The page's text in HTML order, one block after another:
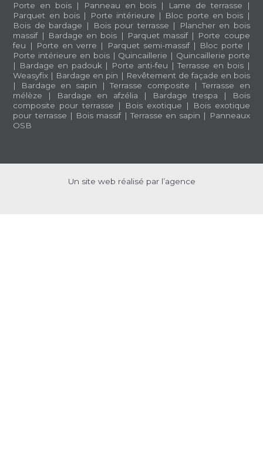
Porte en bois | Panneau en bois | Lame de terrasse |
Parquet en bois | Porte intérieure | Bloc porte en bois |
Bois de bardage | Bois pour terrasse |
Plancher en bois
massif| Bardage en bois | Parquet massif|
Porte coupe
feu | Porte en verre | Parquet semi-massif| Bloc porte |
Porte intérieure en bois| Quincaillerie | Quincaillerie porte
|
Bardage en padouk| Porte anti-feu |Terrasse en bois|
Weasyfix | Bardage en pin | Revêtement de façade en bois
|
Bardage en sapin |Terrasse composite |Terrasse en
mélèze | Bardage en afzélia | Bardage trespa |
Bois
composite pour terrasse | Bois exotique |
Bois exotique
pour terrasse | Bois massif|Terrasse en sapin |
Panneaux
OSB
Un site web réalisé par l’agence